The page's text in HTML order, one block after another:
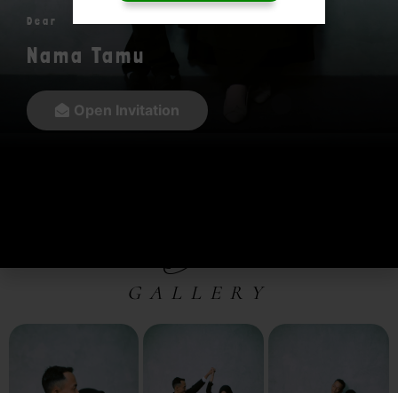
Dengan izin Allah dan restu orang tua, kami
akan melangsungkan pernikahan pada 29
Juni 2025.
Our
GALLERY
Dear
Nama Tamu
Open Invitation